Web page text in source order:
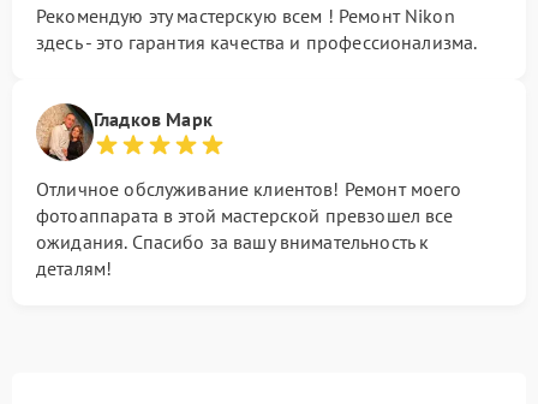
Рекомендую эту мастерскую всем ! Ремонт Nikon
здесь - это гарантия качества и профессионализма.
Гладков Марк
Отличное обслуживание клиентов! Ремонт моего
фотоаппарата в этой мастерской превзошел все
ожидания. Спасибо за вашу внимательность к
деталям!